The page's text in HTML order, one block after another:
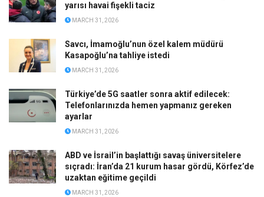
yarısı havai fişekli taciz
MARCH 31, 2026
Savcı, İmamoğlu’nun özel kalem müdürü
Kasapoğlu’na tahliye istedi
MARCH 31, 2026
Türkiye’de 5G saatler sonra aktif edilecek:
Telefonlarınızda hemen yapmanız gereken
ayarlar
MARCH 31, 2026
ABD ve İsrail’in başlattığı savaş üniversitelere
sıçradı: İran’da 21 kurum hasar gördü, Körfez’de
uzaktan eğitime geçildi
MARCH 31, 2026